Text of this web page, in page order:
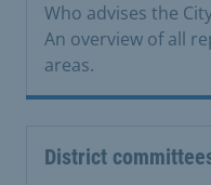
Who advises the
An overview of all
areas.
District